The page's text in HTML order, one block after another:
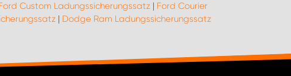
Custom Ladungssicherungssatz| Ford Courier
| Dodge Ram Ladungssicherungssatz